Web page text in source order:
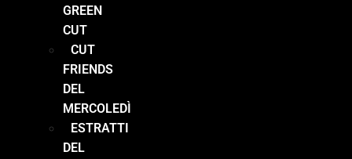
GREEN
CUT
CUT
FRIENDS
DEL
MERCOLEDÌ
ESTRATTI
DEL